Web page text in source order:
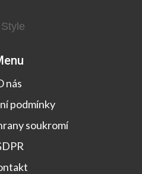
nás
podmínky
soukromí